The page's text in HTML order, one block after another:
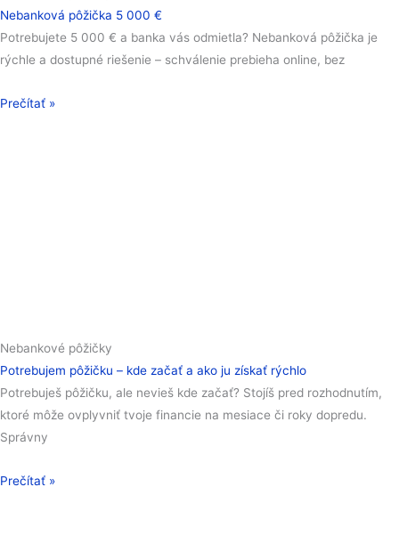
Nebanková pôžička 5 000 €
Potrebujete 5 000 € a banka vás odmietla? Nebanková pôžička je
rýchle a dostupné riešenie – schválenie prebieha online, bez
Prečítať »
Nebankové pôžičky
Potrebujem pôžičku – kde začať a ako ju získať rýchlo
Potrebuješ pôžičku, ale nevieš kde začať? Stojíš pred rozhodnutím,
ktoré môže ovplyvniť tvoje financie na mesiace či roky dopredu.
Správny
Prečítať »